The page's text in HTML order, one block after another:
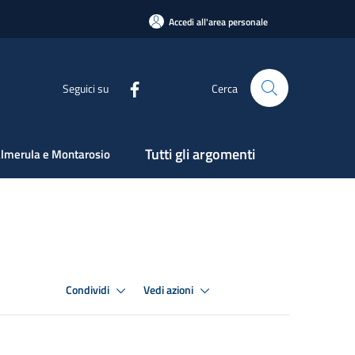
Accedi all'area personale
Seguici su Cerca
e Montarosio Tutti gli argomenti
Condividi Vedi azioni